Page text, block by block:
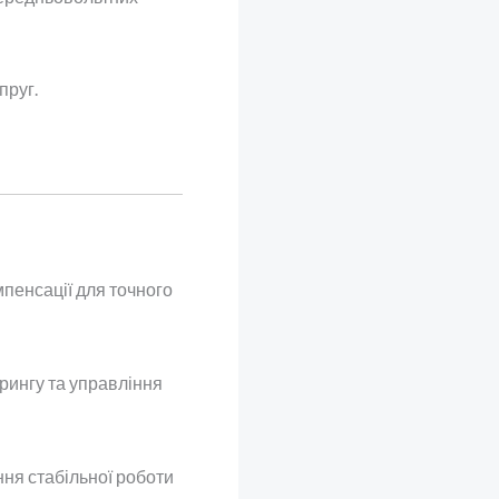
для точного
та управління
стабільної роботи